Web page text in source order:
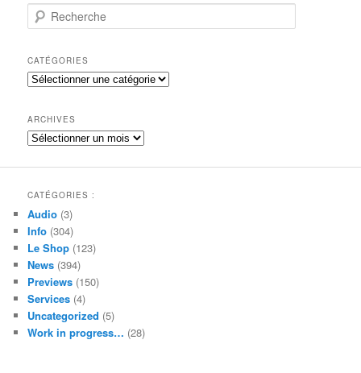
e
h
e
r
h
e
CATÉGORIES
Catégories
ARCHIVES
Archives
CATÉGORIES :
Audio (3)
Info (304)
Le Shop (123)
News (394)
Previews (150)
Services (4)
Uncategorized (5)
Work in progress… (28)